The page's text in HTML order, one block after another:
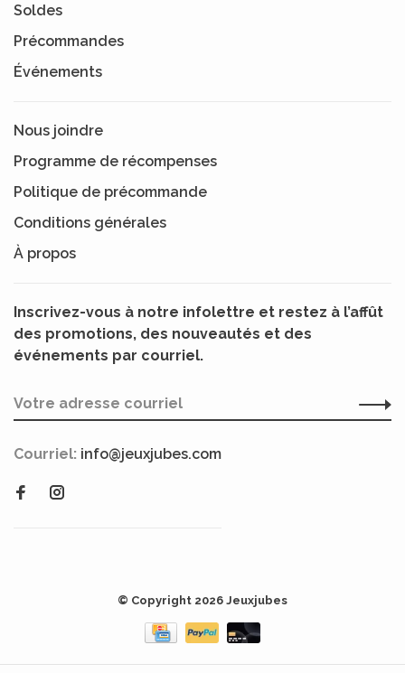
Soldes
Précommandes
Événements
Nous joindre
Programme de récompenses
Politique de précommande
Conditions générales
À propos
Inscrivez-vous à notre infolettre et restez à l’affût
des promotions, des nouveautés et des
événements par courriel.
Courriel: info@jeuxjubes.com
© Copyright 2026 Jeuxjubes